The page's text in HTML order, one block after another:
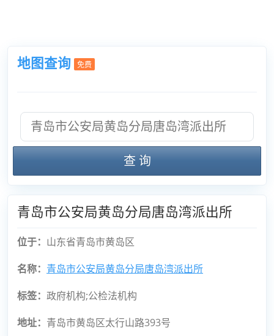
地图查询 免费
查 询
青岛市公安局黄岛分局唐岛湾派出所
位于： 山东省青岛市黄岛区
名称： 青岛市公安局黄岛分局唐岛湾派出所
标签： 政府机构;公检法机构
地址： 青岛市黄岛区太行山路393号